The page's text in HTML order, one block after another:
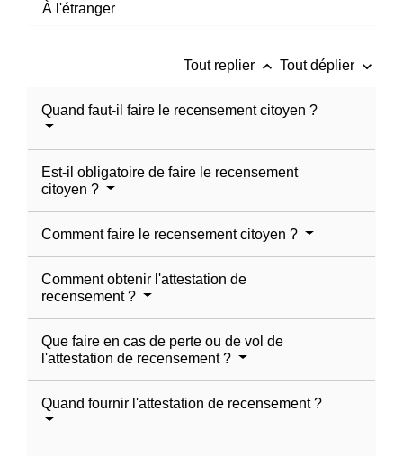
À l'étranger
Tout replier keyboard_arrow_up Tout déplier keyboard_arrow_down
Quand faut-il faire le recensement citoyen ?
Est-il obligatoire de faire le recensement
citoyen ?
Comment faire le recensement citoyen ?
Comment obtenir l'attestation de
recensement ?
Que faire en cas de perte ou de vol de
l'attestation de recensement ?
Quand fournir l'attestation de recensement ?